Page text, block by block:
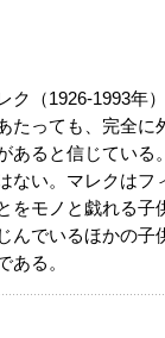
ク（1926‐1993年
たっても、完全に
あると信じている
ない。マレクはフ
をモノと戯れる子
んでいるほかの子
ある。